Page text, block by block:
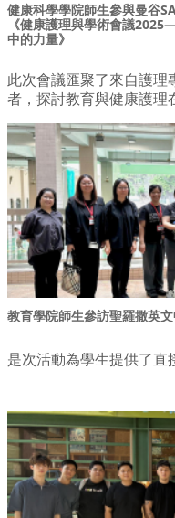
健康科學學院師生參與曼谷
《健康護理與學術會議
中的力量》
此次會議匯聚了來自護理
者，探討教育與健康護理
教育學院師生參訪聖羅撒英
是次活動為學生提供了直